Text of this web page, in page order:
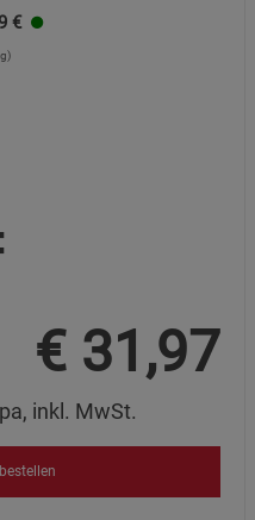
€
€ 31,97
inkl. MwSt.